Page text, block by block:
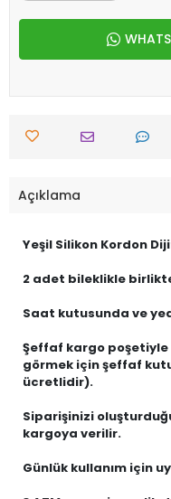
Açıklama
Yeşil Silikon Kordon
2 adet bileklikle
Saat kutusunda ve
Şeffaf kargo poşetiyle
görmek için şeffaf
ücretlidir).
Siparişinizi
kargoya verilir.
Günlük kullanım için